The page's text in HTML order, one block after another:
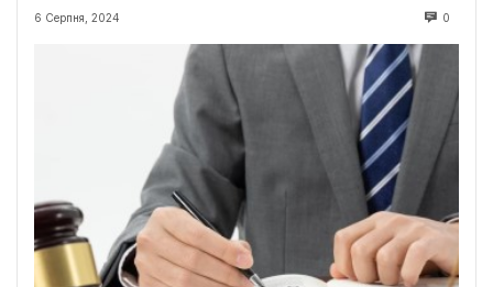
6 Серпня, 2024 0